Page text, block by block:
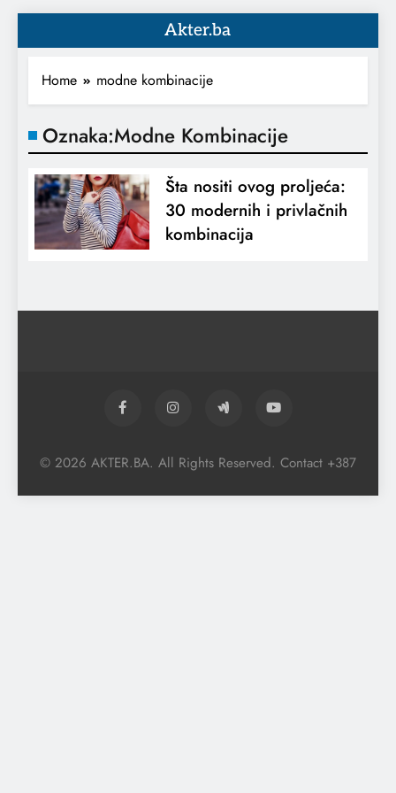
Akter.ba
Home modne kombinacije
Oznaka:Modne Kombinacije
Šta nositi ovog proljeća:
30 modernih i privlačnih
kombinacija
© 2026 AKTER.BA. All Rights Reserved. Contact +387